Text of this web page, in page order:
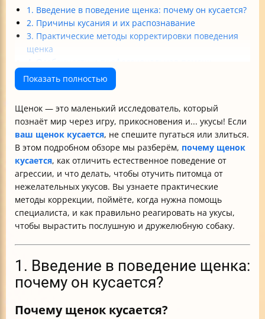
1. Введение в поведение щенка: почему он кусается?
2. Причины кусания и их распознавание
3. Практические методы корректировки поведения
щенка
Заключение
Показать полностью
Щенок — это маленький исследователь, который
познаёт мир через игру, прикосновения и... укусы! Если
ваш щенок кусается, не спешите пугаться или злиться.
В этом подробном обзоре мы разберём, почему щенок
кусается, как отличить естественное поведение от
агрессии, и что делать, чтобы отучить питомца от
нежелательных укусов. Вы узнаете практические
методы коррекции, поймёте, когда нужна помощь
специалиста, и как правильно реагировать на укусы,
чтобы вырастить послушную и дружелюбную собаку.
1. Введение в поведение щенка:
почему он кусается?
Почему щенок кусается?